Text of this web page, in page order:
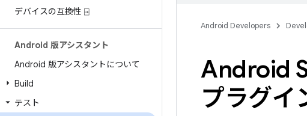
デバイスの互換性 ⍈
Android 版アシスタント
Android 版アシスタントについて
Build
テスト
Android Developers
Android
プラグイ